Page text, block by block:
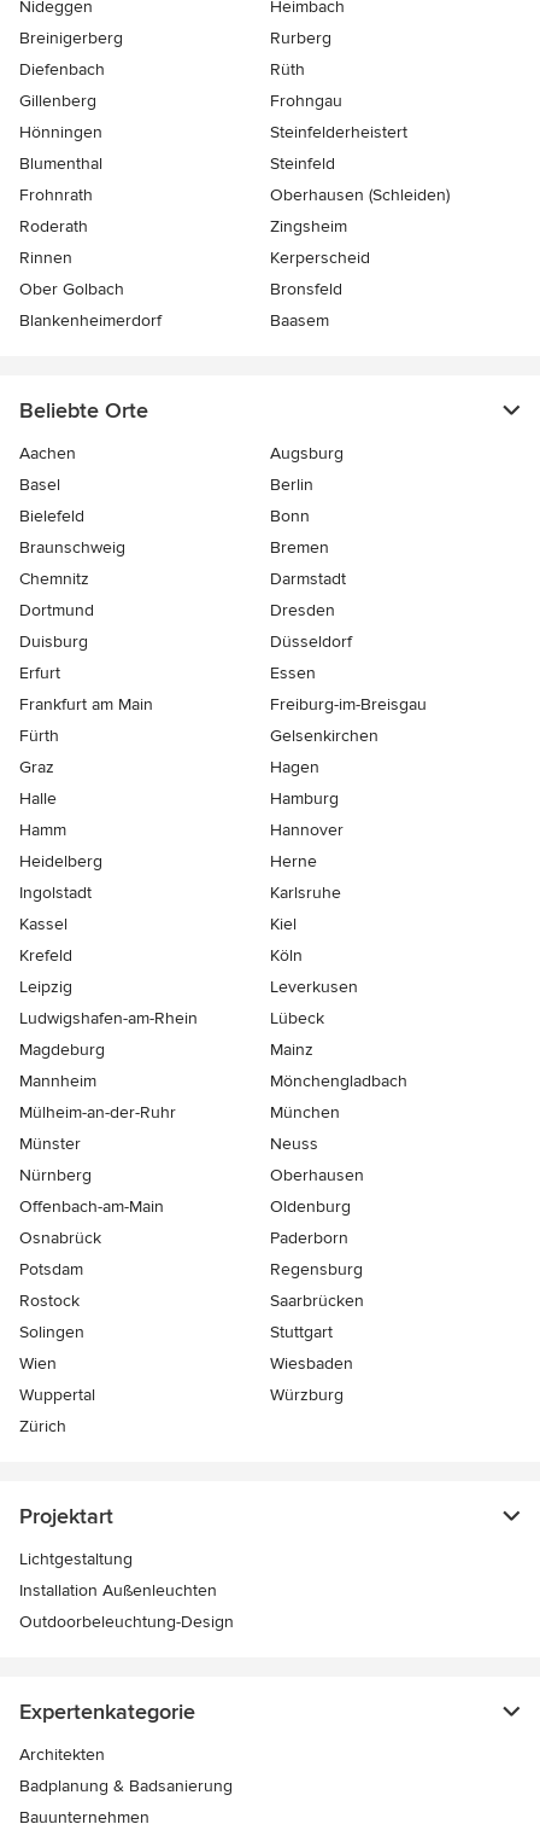
Nideggen
Heimbach
Breinigerberg
Rurberg
Diefenbach
Rüth
Gillenberg
Frohngau
Hönningen
Steinfelderheistert
Blumenthal
Steinfeld
Frohnrath
Oberhausen (Schleiden)
Roderath
Zingsheim
Rinnen
Kerperscheid
Ober Golbach
Bronsfeld
Blankenheimerdorf
Baasem
Beliebte Orte
Aachen
Augsburg
Basel
Berlin
Bielefeld
Bonn
Braunschweig
Bremen
Chemnitz
Darmstadt
Dortmund
Dresden
Duisburg
Düsseldorf
Erfurt
Essen
Frankfurt am Main
Freiburg-im-Breisgau
Fürth
Gelsenkirchen
Graz
Hagen
Halle
Hamburg
Hamm
Hannover
Heidelberg
Herne
Ingolstadt
Karlsruhe
Kassel
Kiel
Krefeld
Köln
Leipzig
Leverkusen
Ludwigshafen-am-Rhein
Lübeck
Magdeburg
Mainz
Mannheim
Mönchen­gladbach
Mülheim-an-der-Ruhr
München
Münster
Neuss
Nürnberg
Oberhausen
Offenbach-am-Main
Oldenburg
Osnabrück
Paderborn
Potsdam
Regensburg
Rostock
Saarbrücken
Solingen
Stuttgart
Wien
Wiesbaden
Wuppertal
Würzburg
Zürich
Projektart
Lichtgestaltung
Installation Außenleuchten
Outdoorbeleuchtung-Design
Expertenkategorie
Architekten
Badplanung & Badsanierung
Bauunternehmen